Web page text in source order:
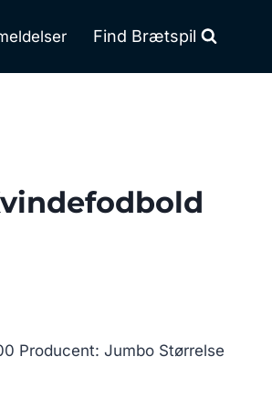
Find Brætspil
Producent: Jumbo Størrelse